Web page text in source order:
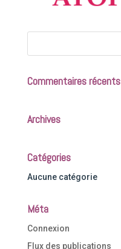
Commentaires récents
Archives
Catégories
Aucune catégorie
Méta
Connexion
Flux des publications